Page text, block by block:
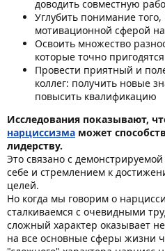
доводить совместную
Углубить понимание
мотивационной сферой
Освоить множество
которые точно
Провести приятный и
коллег: получить новые
повысить квалификацию
Исследования показывают,
нарциссизма может
лидерству.
Это связано с
себе и стремлением к
целей.
Но когда мы говорим о
сталкиваемся с очевидными
сложный характер оказывает
на все основные сферы жизни